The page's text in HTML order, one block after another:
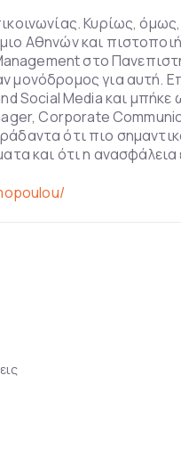
Κυρίως,
Αθηνών και
στο
μονόδρομος για αυτή.
Social Media και μπήκε
Corporate
ότι πιο
και ότι η ανασφάλεια